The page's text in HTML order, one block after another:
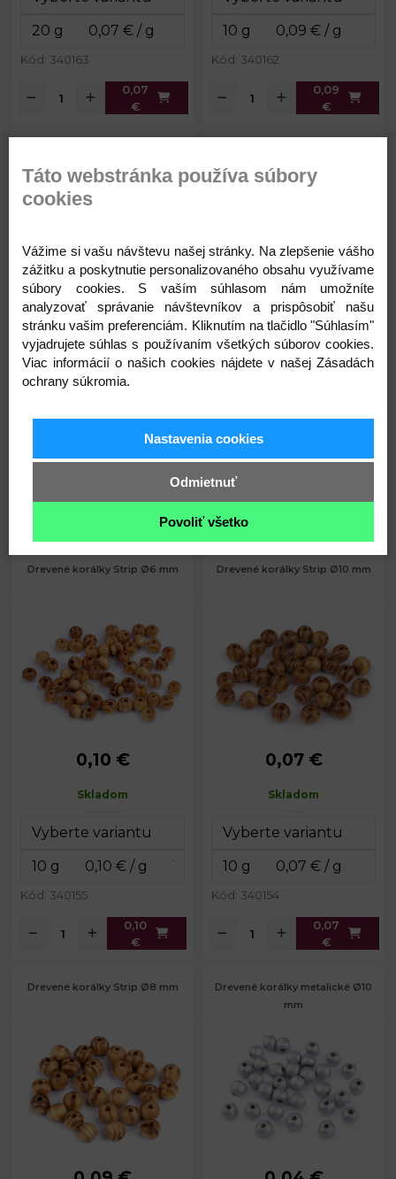
Kód: 340163
0,07
€
Kód: 340162
0,09
€
Priemer:
10 mm
Prievlak:
3 mm
0,05 €
Skladom
Priemer:
6 mm
Prievlak:
2 mm
0,10 €
Kód: 340156
Drevené korálky Strip Ø6 mm
Priemer:
6 mm
0,10 €
Skladom
Kód: 340155
0,10
€
Drevené korálky Strip Ø10 mm
Priemer:
10 mm
0,07 €
Skladom
Kód: 340154
0,07
€
Drevené korálky Strip Ø8 mm
Drevené korálky metalické Ø10
mm
Táto webstránka používa súbory
cookies
Vážime si vašu návštevu našej stránky. Na zlepšenie vášho
zážitku a poskytnutie personalizovaného obsahu využívame
súbory cookies. S vaším súhlasom nám umožníte
analyzovať správanie návštevníkov a prispôsobiť našu
stránku vašim preferenciám. Kliknutím na tlačidlo "Súhlasím"
vyjadrujete súhlas s používaním všetkých súborov cookies.
Viac informácií o našich cookies nájdete v našej Zásadách
ochrany súkromia.
Nastavenia cookies
Odmietnuť
Povoliť všetko